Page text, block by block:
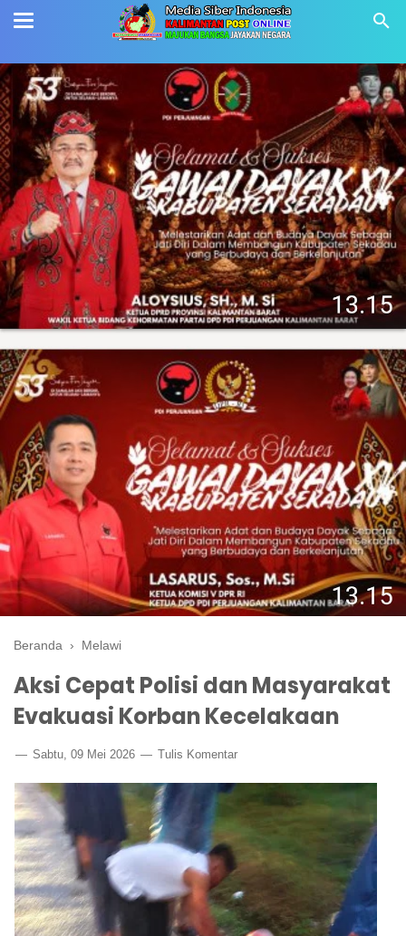
Beranda › Melawi
Aksi Cepat Polisi dan Masyarakat
Evakuasi Korban Kecelakaan
Sabtu, 09 Mei 2026 Tulis Komentar